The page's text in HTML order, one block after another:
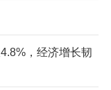
4.8%，经济增长韧